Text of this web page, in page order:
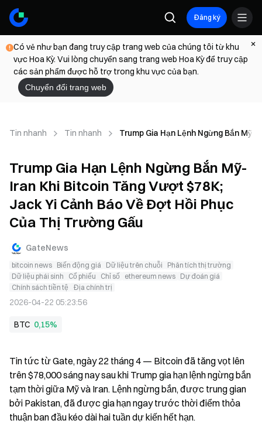
Đăng ký
Có vẻ như bạn đang truy cập trang web của chúng tôi từ khu
vực Hoa Kỳ. Vui lòng chuyển sang trang web Hoa Kỳ để truy cập
các sản phẩm được hỗ trợ trong khu vực của bạn.
Chuyển đổi trang web
Tin nhanh Tin nhanh Trump Gia Hạn Lệnh Ngừng Bắn
Trump Gia Hạn Lệnh Ngừng Bắn Mỹ-
Iran Khi Bitcoin Tăng Vượt $78K;
Jack Yi Cảnh Báo Về Đợt Hồi Phục
Của Thị Trường Gấu
GateNews
bitcoin news Biến động giá Dữ liệu trên chuỗi
Phân tích thị trường
Dữ liệu phái sinh
Cổ phiếu Chỉ số ethereum news Dự đoán giá
Chính sách tiền tệ
Địa chính trị
2026-04-22 05:23:56
BTC 0,15%
Tin tức từ Gate, ngày 22 tháng 4 — Bitcoin đã tăng vọt lên
trên $78,000 sáng nay sau khi Trump gia hạn lệnh ngừng bắn
tạm thời giữa Mỹ và Iran. Lệnh ngừng bắn, được trung gian
bởi Pakistan, đã được gia hạn ngay trước thời điểm thỏa
thuận ban đầu kéo dài hai tuần dự kiến hết hạn.